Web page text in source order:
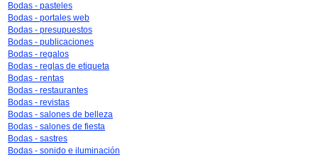
Bodas - pasteles
Bodas - portales web
Bodas - presupuestos
Bodas - publicaciones
Bodas - regalos
Bodas - reglas de etiqueta
Bodas - rentas
Bodas - restaurantes
Bodas - revistas
Bodas - salones de belleza
Bodas - salones de fiesta
Bodas - sastres
Bodas - sonido e iluminación